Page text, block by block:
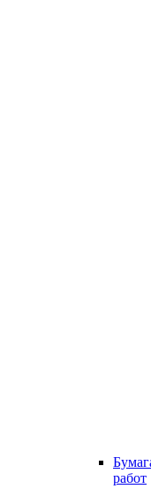
работ